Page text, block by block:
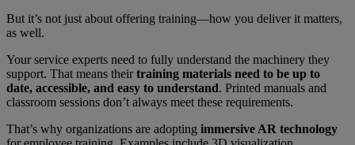
But it’s not just about offering training—how you deliver it matters,
as well.
Your service experts need to fully understand the machinery they
support. That means theirtraining materials need to be up to
date, accessible, and easy to understand. Printed manuals and
classroom sessions don’t always meet these requirements.
That’s why organizations are adopting immersive AR technology